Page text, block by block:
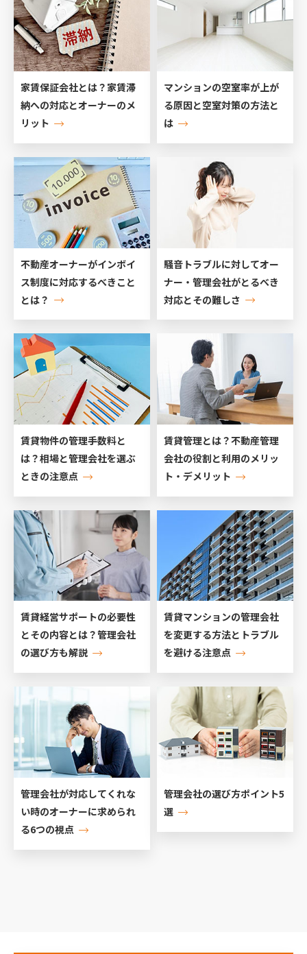
家賃保証会社とは？家賃滞
納への対応とオーナーのメ
リット
マンションの空室率が上が
る原因と空室対策の方法と
は
不動産オーナーがインボイ
ス制度に対応するべきこと
とは？
騒音トラブルに対してオー
ナー・管理会社がとるべき
対応とその難しさ
賃貸物件の管理手数料と
は？相場と管理会社を選ぶ
ときの注意点
賃貸管理とは？不動産管理
会社の役割と利用のメリッ
ト・デメリット
賃貸経営サポートの必要性
とその内容とは？管理会社
の選び方も解説
賃貸マンションの管理会社
を変更する方法とトラブル
を避ける注意点
管理会社が対応してくれな
い時のオーナーに求められ
る6つの視点
管理会社の選び方ポイント5
選